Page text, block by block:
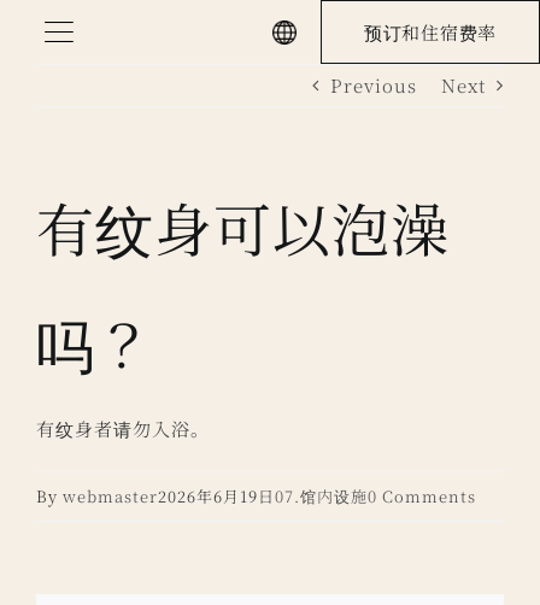
预订和住宿费率
Previous Next
有纹身可以泡澡
吗？
有纹身者请勿入浴。
By webmaster2026年6月19日07.馆内设施0 Comments